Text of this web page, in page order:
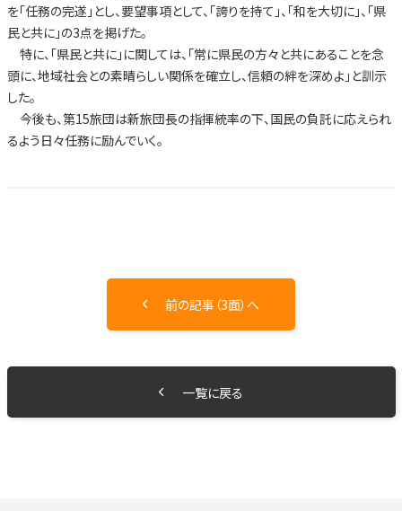
を「任務の完遂」とし、要望事項として、「誇りを持て」、「和を大切に」、「県
民と共に」の3点を掲げた。
特に、「県民と共に」に関しては、「常に県民の方々と共にあることを念
頭に、地域社会との素晴らしい関係を確立し、信頼の絆を深めよ」と訓示
した。
今後も、第15旅団は新旅団長の指揮統率の下、国民の負託に応えられ
るよう日々任務に励んでいく。
前の記事（3面）へ
一覧に戻る